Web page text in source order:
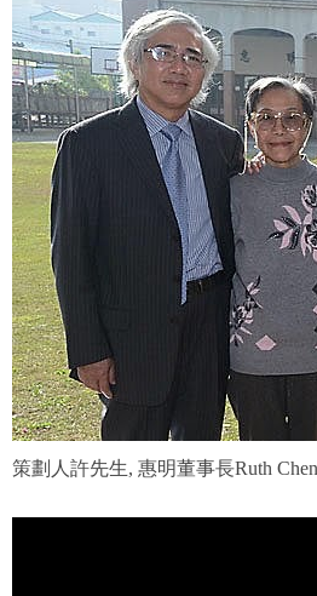
策劃人許先生, 惠明董事長Ruth